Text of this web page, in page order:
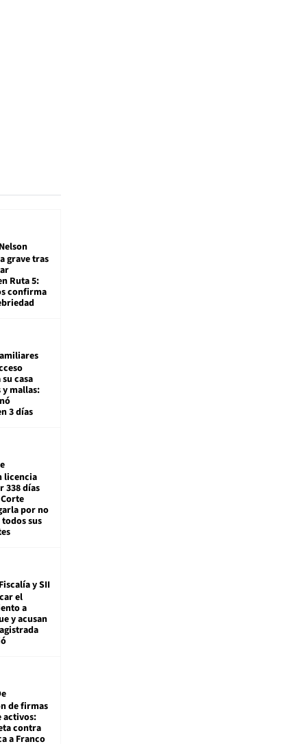
Nelson
grave tras
Ruta 5:
confirma
casa
mallas:
3 días
licencia
338 días
por no
sus
Fiscalía y SII
el
a
y acusan
de firmas
activos:
contra
a Franco